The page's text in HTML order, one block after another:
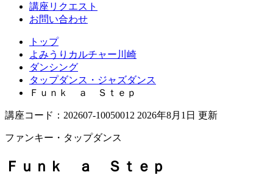
講座リクエスト
お問い合わせ
トップ
よみうりカルチャー川崎
ダンシング
タップダンス・ジャズダンス
Ｆｕｎｋ ａ Ｓｔｅｐ
講座コード：202607-10050012 2026年8月1日 更新
ファンキー・タップダンス
Ｆｕｎｋ ａ Ｓｔｅｐ